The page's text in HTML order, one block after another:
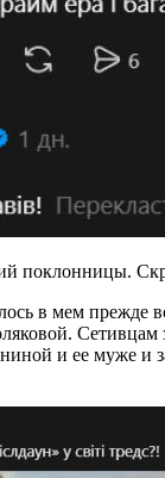
поклонницы.
в мем прежде
и ее муже и